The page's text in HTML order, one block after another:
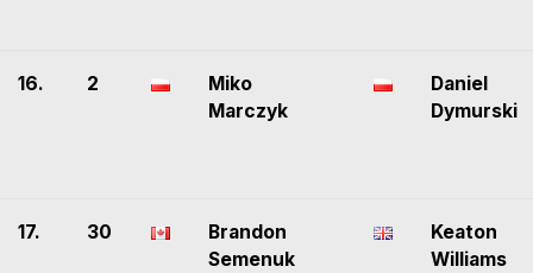
16. 2
Miko
Marczyk
Daniel
Dymurski
17. 30
Brandon
Semenuk
Keaton
Williams